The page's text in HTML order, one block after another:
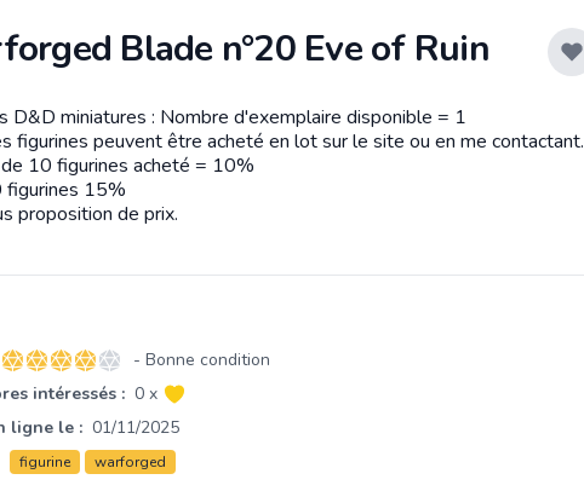
Blade n°20 Eve of Ruin
D&D miniatures : Nombre d'exemplaire disponible = 1
figurines peuvent être acheté en lot sur le site ou en me contactant.
10 figurines acheté = 10%
figurines 15%
proposition de prix.
4 sur 5 étoiles
- Bonne condition
intéressés : 0 x
ligne le : 01/11/2025
figurine warforged